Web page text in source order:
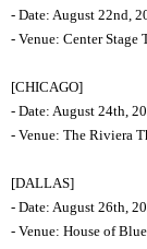
- Date: August 22nd,
- Venue: Center Stage
[CHICAGO]
- Date: August 24th,
- Venue: The Riviera
[DALLAS]
- Date: August 26th,
- Venue: House of